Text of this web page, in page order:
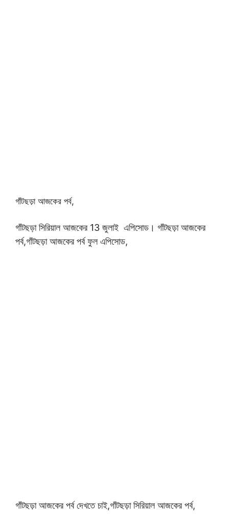
গাঁটছড়া আজকের পর্ব,
গাঁটছড়া সিরিয়াল আজকের 13 জুলাই এপিসোড। গাঁটছড়া আজকের
পর্ব,গাঁটছড়া আজকের পর্ব ফুল এপিসোড,
গাঁটছড়া আজকের পর্ব দেখতে চাই,গাঁটছড়া সিরিয়াল আজকের পর্ব,